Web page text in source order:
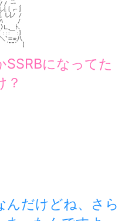
になってた
？
んだけどね、さら